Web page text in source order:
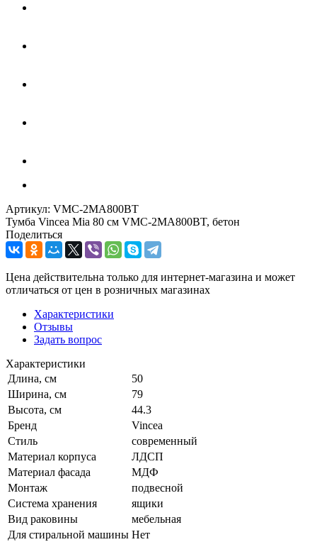
Артикул: VMC-2MA800BT
Тумба Vincea Mia 80 см VMC-2MA800BT, бетон
Поделиться
Цена действительна только для интернет-магазина и может
отличаться от цен в розничных магазинах
Характеристики
Отзывы
Задать вопрос
Характеристики
Длина, см
50
Ширина, см
79
Высота, см
44.3
Бренд
Vincea
Стиль
современный
Материал корпуса
ЛДСП
Материал фасада
МДФ
Монтаж
подвесной
Система хранения
ящики
Вид раковины
мебельная
Для стиральной машины Нет